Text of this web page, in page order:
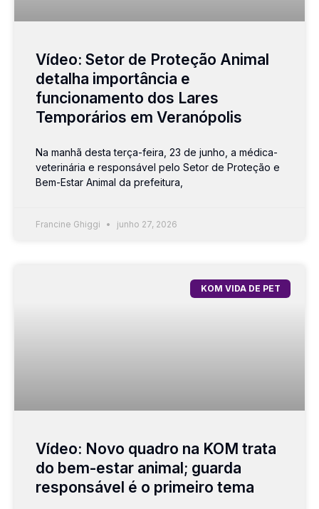
Vídeo: Setor de Proteção Animal
detalha importância e
funcionamento dos Lares
Temporários em Veranópolis
Na manhã desta terça-feira, 23 de junho, a médica-
veterinária e responsável pelo Setor de Proteção e
Bem-Estar Animal da prefeitura,
Francine Ghiggi junho 27, 2026
KOM VIDA DE PET
Vídeo: Novo quadro na KOM trata
do bem-estar animal; guarda
responsável é o primeiro tema